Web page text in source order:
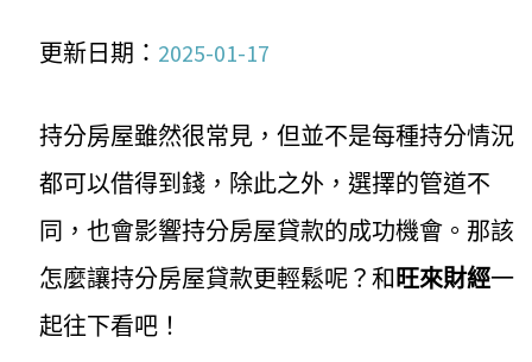
更新日期： 2025-01-17
持分房屋雖然很常見，但並不是每種持分情況
都可以借得到錢，除此之外，選擇的管道不
同，也會影響持分房屋貸款的成功機會。那該
怎麼讓持分房屋貸款更輕鬆呢？和旺來財經一
起往下看吧！